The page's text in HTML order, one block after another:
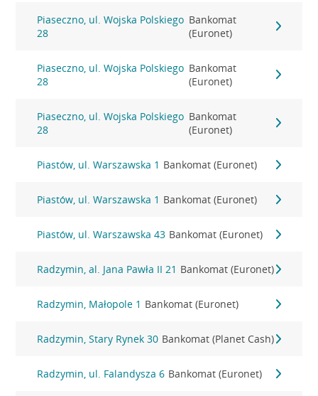
Piaseczno, ul. Wojska Polskiego
28
Bankomat
(Euronet)
Piaseczno, ul. Wojska Polskiego
28
Bankomat
(Euronet)
Piaseczno, ul. Wojska Polskiego
28
Bankomat
(Euronet)
Piastów, ul. Warszawska 1 Bankomat (Euronet)
Piastów, ul. Warszawska 1 Bankomat (Euronet)
Piastów, ul. Warszawska 43 Bankomat (Euronet)
Radzymin, al. Jana Pawła II 21 Bankomat (Euronet)
Radzymin, Małopole 1 Bankomat (Euronet)
Radzymin, Stary Rynek 30 Bankomat (Planet Cash)
Radzymin, ul. Falandysza 6 Bankomat (Euronet)